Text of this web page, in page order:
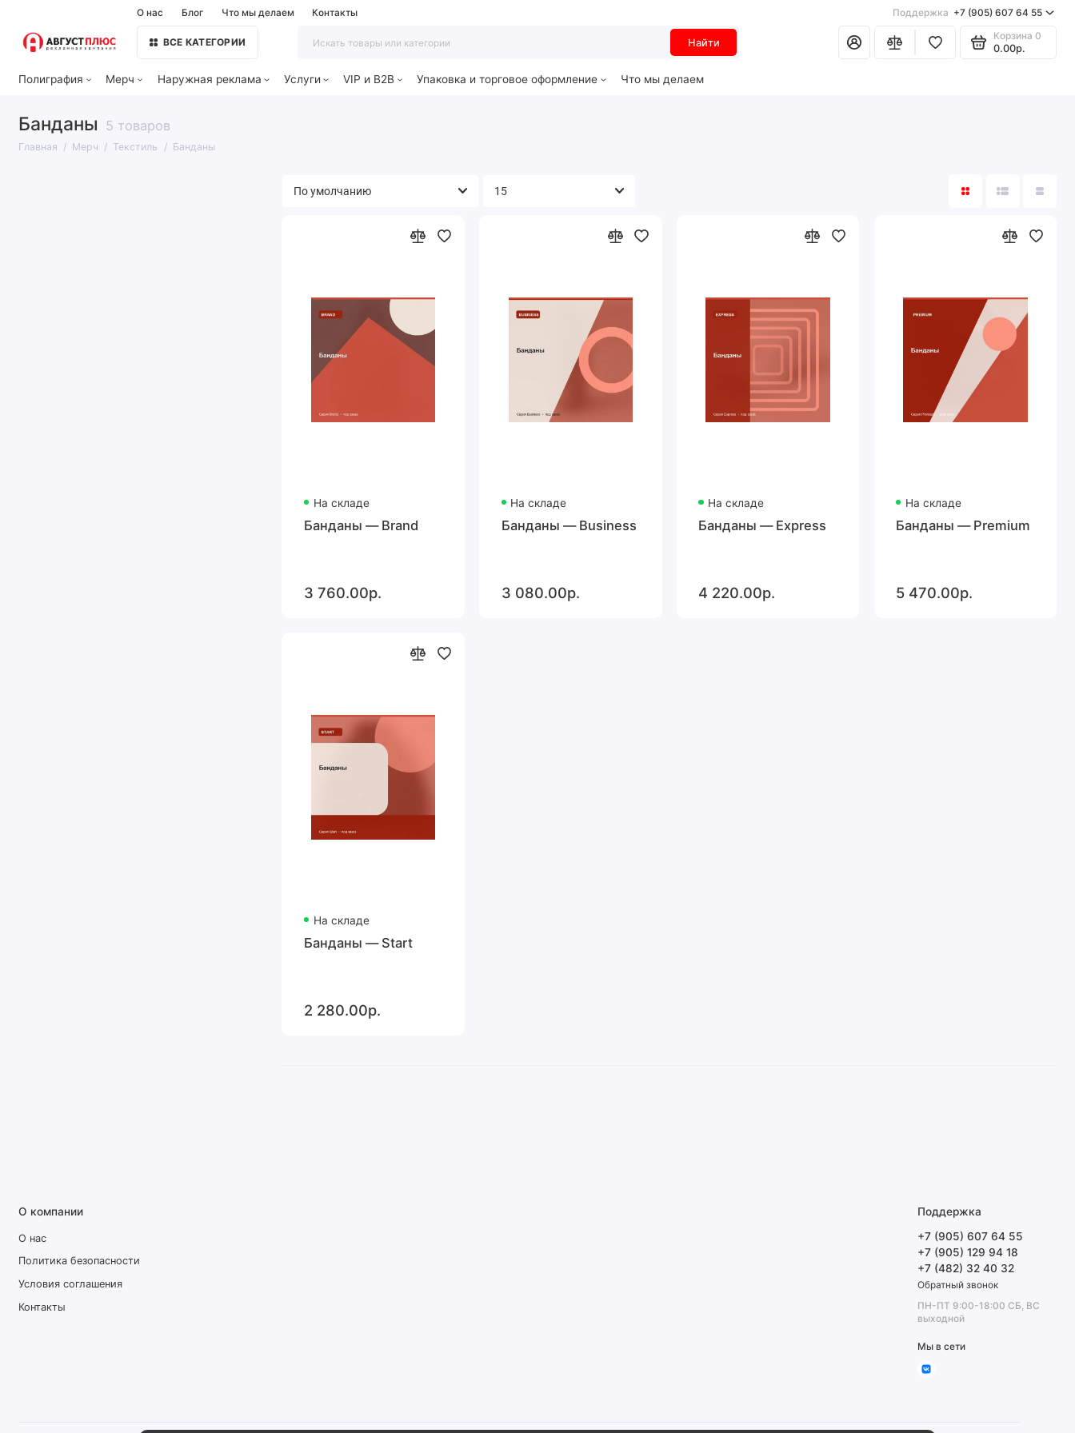
О нас Блог Что мы делаем Контакты Поддержка +7 (905) 607 64 55
ВСЕ КАТЕГОРИИ Найти
Корзина 0
0.00р.
Полиграфия Мерч Наружная реклама Услуги VIP и B2B Упаковка и торговое оформление Что мы делаем
Банданы 5 товаров
Главная Мерч Текстиль Банданы
На складе
Банданы — Brand
3 760.00р.
На складе
Банданы — Business
3 080.00р.
На складе
Банданы — Express
4 220.00р.
На складе
Банданы — Premium
5 470.00р.
На складе
Банданы — Start
2 280.00р.
О компании
О нас
Политика безопасности
Условия соглашения
Контакты
Поддержка
+7 (905) 607 64 55
+7 (905) 129 94 18
+7 (482) 32 40 32
Обратный звонок
ПН-ПТ 9:00-18:00 СБ, ВС
выходной
Мы в сети